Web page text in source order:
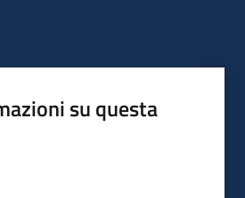
su questa